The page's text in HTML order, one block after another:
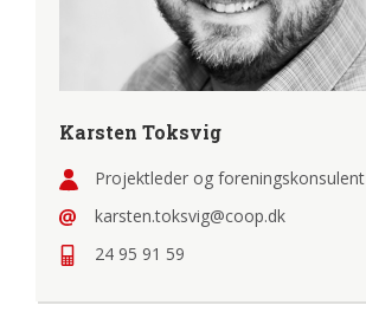
Karsten Toksvig
Projektleder og foreningskonsulent
karsten.toksvig@coop.dk
24 95 91 59